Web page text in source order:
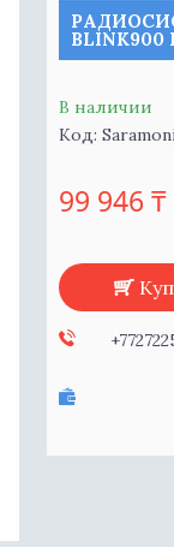
BLINK900
В наличии
Код:
99 946 ₸